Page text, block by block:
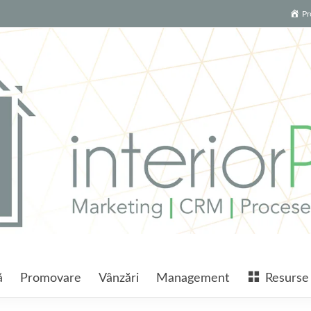
Promovare Vânzări Management Resurse